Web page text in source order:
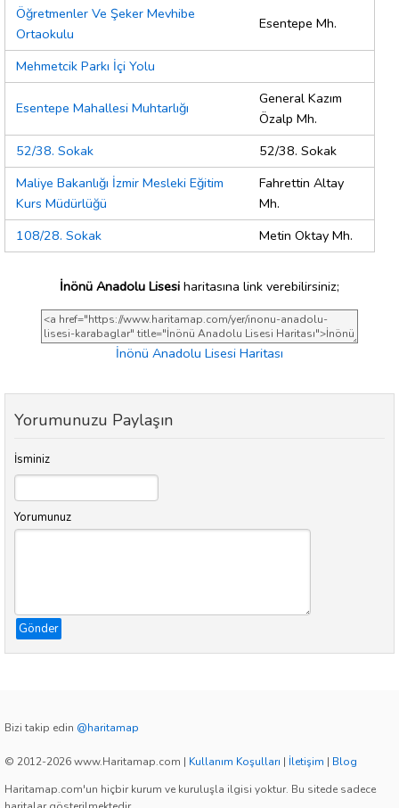
Öğretmenler Ve Şeker Mevhibe
Ortaokulu
Esentepe Mh.
Mehmetcik Parkı İçi Yolu
Esentepe Mahallesi Muhtarlığı
General Kazım
Özalp Mh.
52/38. Sokak
52/38. Sokak
Maliye Bakanlığı İzmir Mesleki Eğitim
Kurs Müdürlüğü
Fahrettin Altay
Mh.
108/28. Sokak
Metin Oktay Mh.
İnönü Anadolu Lisesi haritasına link verebilirsiniz;
İnönü Anadolu Lisesi Haritası
Yorumunuzu Paylaşın
İsminiz
Yorumunuz
Gönder
Bizi takip edin @haritamap
© 2012-2026 www.Haritamap.com | Kullanım Koşulları | İletişim | Blog
Haritamap.com'un hiçbir kurum ve kuruluşla ilgisi yoktur. Bu sitede sadece